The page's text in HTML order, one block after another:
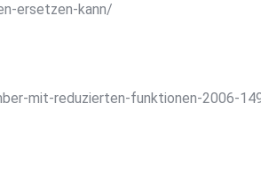
ersetzen-kann/
mit-reduzierten-funktionen-2006-